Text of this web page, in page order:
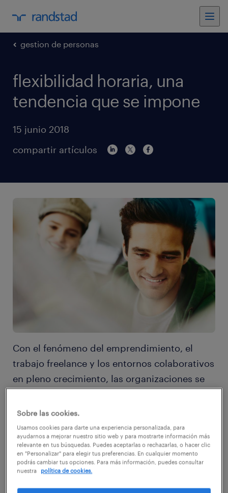
gestion de personas
flexibilidad horaria, una
tendencia que se impone
15 junio 2018
compartir artículos
Con el fenómeno del emprendimiento, el
trabajo freelance y los entornos colaborativos
en pleno crecimiento, las organizaciones se
adaptarse a las tendencias que impone un
mundo del trabajo en constante revolución.
En este contexto, un murmullo subyacente
Sobre las cookies.
Usamos cookies para darte una experiencia personalizada, para
ayudarnos a mejorar nuestro sitio web y para mostrarte información más
relevante en tus búsquedas. Puedes aceptarlas o rechazarlas, o hacer clic
en "Personalizar" para elegir tus preferencias. En cualquier momento
podrás cambiar tus opciones. Para más información, puedes consultar
nuestra
política de cookies.